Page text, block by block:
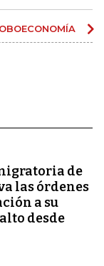
de
las órdenes
a su
desde